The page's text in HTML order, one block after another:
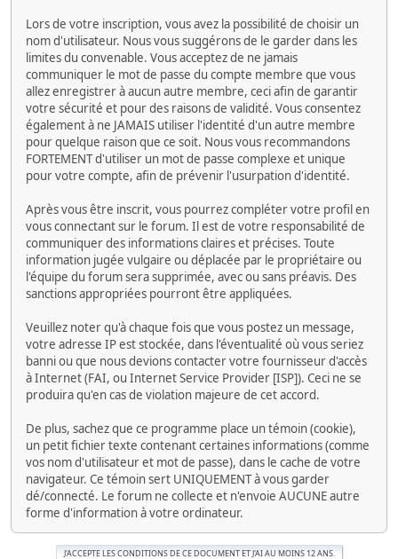
Lors de votre inscription, vous avez la possibilité de choisir un
nom d'utilisateur. Nous vous suggérons de le garder dans les
limites du convenable. Vous acceptez de ne jamais
communiquer le mot de passe du compte membre que vous
allez enregistrer à aucun autre membre, ceci afin de garantir
votre sécurité et pour des raisons de validité. Vous consentez
également à ne JAMAIS utiliser l'identité d'un autre membre
pour quelque raison que ce soit. Nous vous recommandons
FORTEMENT d'utiliser un mot de passe complexe et unique
pour votre compte, afin de prévenir l'usurpation d'identité.
Après vous être inscrit, vous pourrez compléter votre profil en
vous connectant sur le forum. Il est de votre responsabilité de
communiquer des informations claires et précises. Toute
information jugée vulgaire ou déplacée par le propriétaire ou
l'équipe du forum sera supprimée, avec ou sans préavis. Des
sanctions appropriées pourront être appliquées.
Veuillez noter qu'à chaque fois que vous postez un message,
votre adresse IP est stockée, dans l'éventualité où vous seriez
banni ou que nous devions contacter votre fournisseur d'accès
à Internet (FAI, ou Internet Service Provider [ISP]). Ceci ne se
produira qu'en cas de violation majeure de cet accord.
De plus, sachez que ce programme place un témoin (cookie),
un petit fichier texte contenant certaines informations (comme
vos nom d'utilisateur et mot de passe), dans le cache de votre
navigateur. Ce témoin sert UNIQUEMENT à vous garder
dé/connecté. Le forum ne collecte et n'envoie AUCUNE autre
forme d'information à votre ordinateur.